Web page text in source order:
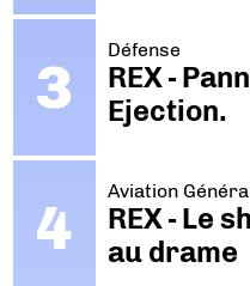
Défense
REX -
Ejection.
Aviation
REX - Le
au drame